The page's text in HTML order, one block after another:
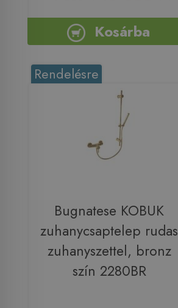
Kosárba
Rendelésre
Bugnatese KOBUK
zuhanycsaptelep rudas
zuhanyszettel, bronz
szín 2280BR